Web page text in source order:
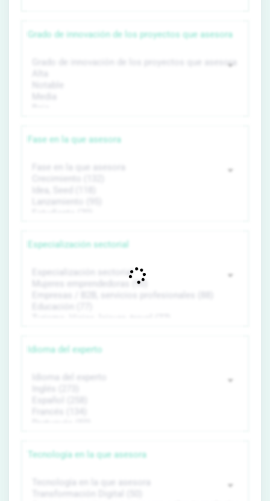
Grado de innovación de los proyectos que asesora
Fase en la que asesora
Especialización sectorial
Idioma del experto
Tecnología en la que asesora